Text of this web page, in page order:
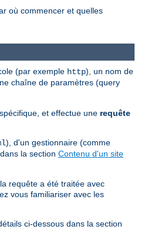
où commencer et quelles
(par exemple http), un nom de
chaîne de paramètres (query
et effectue une requête
), d'un gestionnaire (comme
la section Contenu d'un site
requête a été traitée avec
vous familiariser avec les
ci-dessous dans la section